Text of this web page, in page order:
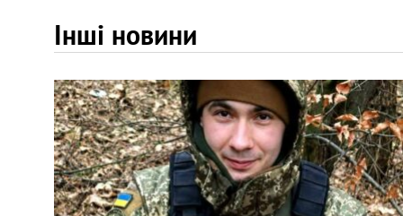
Інші новини